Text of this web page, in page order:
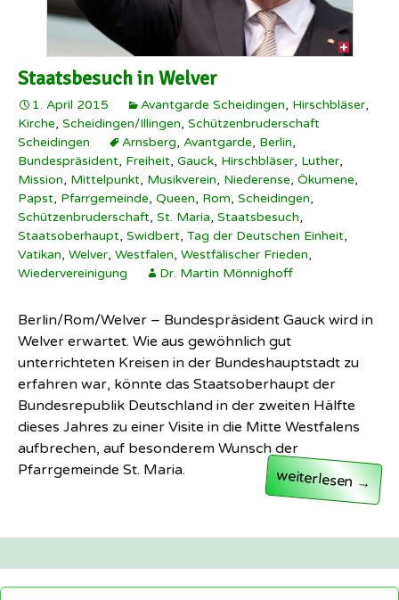
Staatsbesuch in Welver
1. April 2015 Avantgarde Scheidingen, Hirschbläser,
Kirche, Scheidingen/Illingen, Schützenbruderschaft
Scheidingen
Arnsberg, Avantgarde, Berlin,
Bundespräsident, Freiheit, Gauck, Hirschbläser, Luther,
Mission, Mittelpunkt, Musikverein, Niederense, Ökumene,
Papst, Pfarrgemeinde, Queen, Rom, Scheidingen,
Schützenbruderschaft, St. Maria, Staatsbesuch,
Staatsoberhaupt, Swidbert, Tag der Deutschen Einheit,
Vatikan, Welver, Westfalen, Westfälischer Frieden,
Wiedervereinigung
Dr. Martin Mönnighoff
Berlin/Rom/Welver – Bundespräsident Gauck wird in
Welver erwartet. Wie aus gewöhnlich gut
unterrichteten Kreisen in der Bundeshauptstadt zu
erfahren war, könnte das Staatsoberhaupt der
Bundesrepublik Deutschland in der zweiten Hälfte
dieses Jahres zu einer Visite in die Mitte Westfalens
aufbrechen, auf besonderem Wunsch der
Pfarrgemeinde St. Maria.
Staatsbesuch in
weiterlesen→